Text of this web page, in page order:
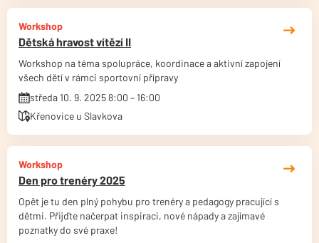
Workshop
Dětská hravost vítězí II
Workshop na téma spolupráce, koordinace a aktivní zapojení
všech dětí v rámci sportovní přípravy
středa 10. 9. 2025 8:00 – 16:00
Křenovice u Slavkova
Workshop
Den pro trenéry 2025
Opět je tu den plný pohybu pro trenéry a pedagogy pracující s
dětmi. Přijďte načerpat inspiraci, nové nápady a zajímavé
poznatky do své praxe!